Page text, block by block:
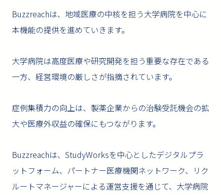
Buzzreachは、地域医療の中核を担う大学病院を中心に
本機能の提供を進めていきます。
大学病院は高度医療や研究開発を担う重要な存在である
一方、経営環境の厳しさが指摘されています。
症例集積力の向上は、製薬企業からの治験受託機会の拡
大や医療外収益の確保にもつながります。
Buzzreachは、StudyWorksを中心としたデジタルプラ
ットフォーム、パートナー医療機関ネットワーク、リク
ルートマネージャーによる運営支援を通じて、大学病院